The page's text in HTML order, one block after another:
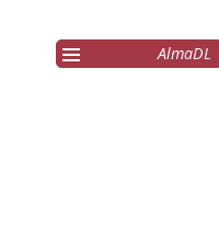
AlmaDL